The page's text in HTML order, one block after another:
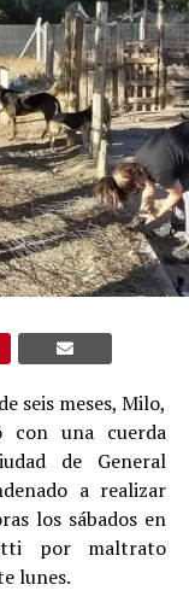
seis meses, Milo,
una cuerda
de General
a realizar
los sábados en
por maltrato
lunes.